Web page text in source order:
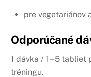
pre vegetariánov
Odporúčané
1 dávka / 1 – 5
tréningu.